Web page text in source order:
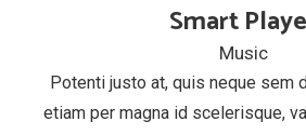
Smart
Music
Potenti justo at, quis neque sem
etiam per magna id scelerisque,